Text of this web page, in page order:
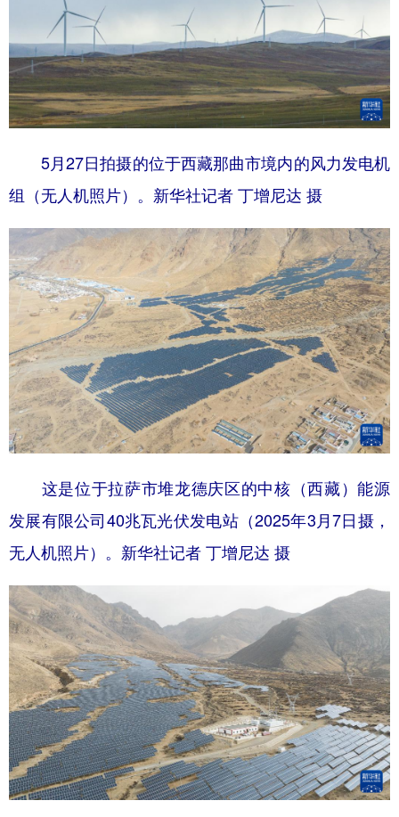
5月27日拍摄的位于西藏那曲市境内的风力发电机
组（无人机照片）。新华社记者 丁增尼达 摄
这是位于拉萨市堆龙德庆区的中核（西藏）能源
发展有限公司40兆瓦光伏发电站（2025年3月7日摄，
无人机照片）。新华社记者 丁增尼达 摄